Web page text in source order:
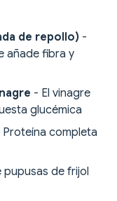
de repollo) -
añade fibra y
- El vinagre
glucémica
Proteína completa
pupusas de frijol